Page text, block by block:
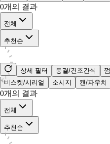
0개의 결과
전체
추천순
상세 필터 동결/건조간식 껌
비스켓/시리얼
소시지 캔/파우치
0개의 결과
전체
추천순